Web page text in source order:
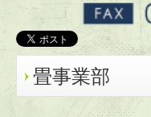
小さいリフォーム
水周りリフォーム
施工事例ご紹介
失敗しない業者選び
畳事業部